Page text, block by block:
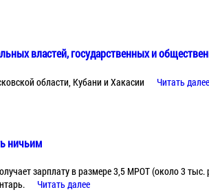
властей, государственных и
области, Кубани и Хакасии Читать далее
ничьим
зарплату в размере 3,5 МРОТ (около 3
Читать далее